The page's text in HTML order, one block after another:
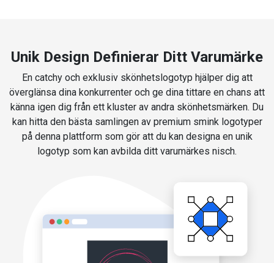
Unik Design Definierar Ditt Varumärke
En catchy och exklusiv skönhetslogotyp hjälper dig att
överglänsa dina konkurrenter och ge dina tittare en chans att
känna igen dig från ett kluster av andra skönhetsmärken. Du
kan hitta den bästa samlingen av premium smink logotyper
på denna plattform som gör att du kan designa en unik
logotyp som kan avbilda ditt varumärkes nisch.